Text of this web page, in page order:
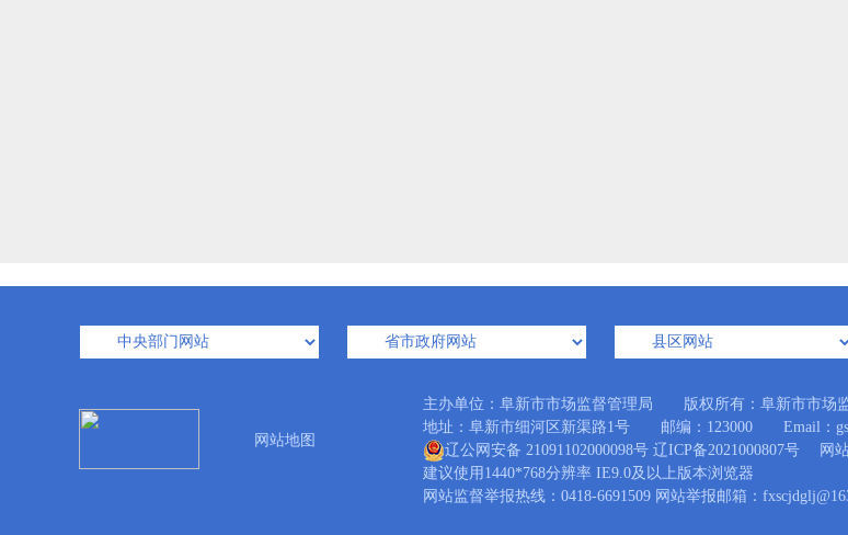
网站地图
主办单位：阜新市市场监督管理局 版权所有：阜新市市场
地址：阜新市细河区新渠路1号 邮编：123000 Email：
辽公网安备 21091102000098号 辽ICP备2021000807号 网站
建议使用1440*768分辨率 IE9.0及以上版本浏览器
网站监督举报热线：0418-6691509 网站举报邮箱：